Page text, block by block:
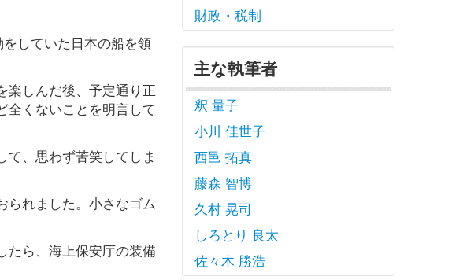
していた日本の船を領
楽しんだ後、予定通り正
全くないことを明言して
、思わず苦笑してしま
られました。小さなゴム
たら、海上保安庁の装備
財政・税制
主な執筆者
釈 量子
小川 佳世子
西邑 拓真
藤森 智博
久村 晃司
しろとり 良太
佐々木 勝浩